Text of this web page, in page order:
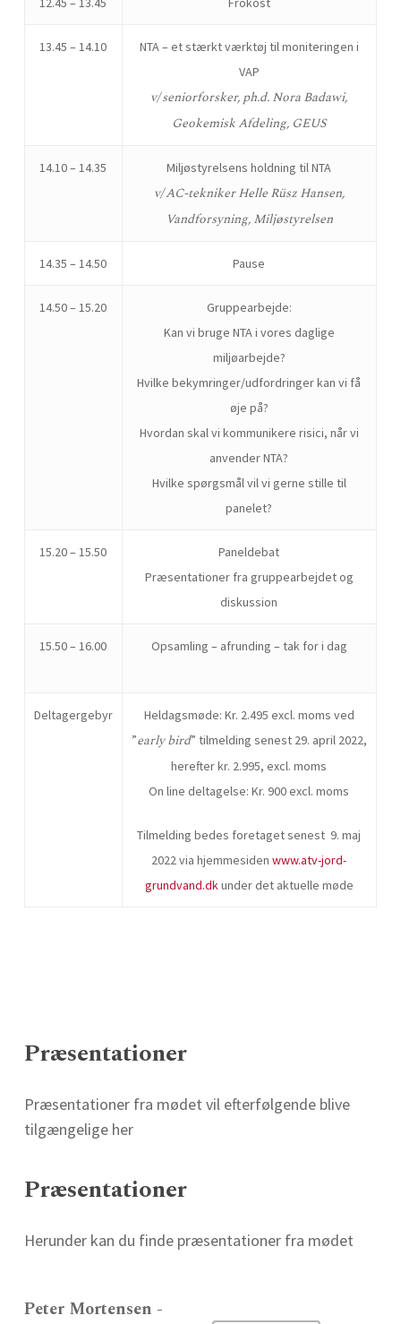
13.45 – 14.10
NTA – et stærkt værktøj til moniteringen i
VAP
v/ seniorforsker, ph.d. Nora Badawi,
Geokemisk Afdeling, GEUS
14.10 – 14.35 Miljøstyrelsens holdning til NTA
v/ AC-tekniker Helle Rüsz Hansen,
Vandforsyning, Miljøstyrelsen
14.35 – 14.50 Pause
14.50 – 15.20
Gruppearbejde:
Kan vi bruge NTA i vores daglige
miljøarbejde?
Hvilke bekymringer/udfordringer kan vi få
øje på?
Hvordan skal vi kommunikere risici, når vi
anvender NTA?
Hvilke spørgsmål vil vi gerne stille til
panelet?
15.20 – 15.50
Paneldebat
Præsentationer fra gruppearbejdet og
diskussion
15.50 – 16.00 Opsamling – afrunding – tak for i dag
Deltagergebyr
Heldagsmøde: Kr. 2.495 excl. moms ved
”early bird” tilmelding senest 29. april 2022,
herefter kr. 2.995, excl. moms
On line deltagelse: Kr. 900 excl. moms
Tilmelding bedes foretaget senest 9. maj
2022 via hjemmesidenwww.atv-jord-
grundvand.dkunder det aktuelle møde
Præsentationer
Præsentationer fra mødet vil efterfølgende blive
tilgængelige her
Præsentationer
Herunder kan du finde præsentationer fra mødet
Peter Mortensen -